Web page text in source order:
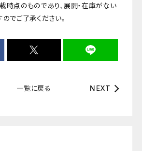
点のものであり、展開・在庫がない
でご了承ください。
一覧に戻る NEXT